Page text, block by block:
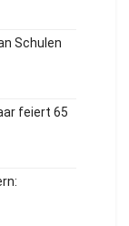
Schulen
feiert 65